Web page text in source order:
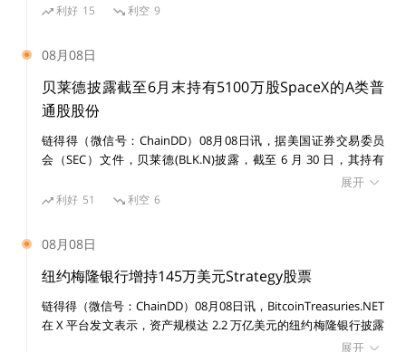
Archblock 和 TrueFi 联合创始人 Rafael Cosman
Connext 首席执行官兼创始人 Arjun Bhuptani
Edge & Node (The Graph) 联合创始人 Tegan Kline
Mina 基金会首席执行官兼联合创始人 Evan Shapiro
提起民事诉讼，涉及一宗价值 15 亿美元的黑客攻击事件。 美国联
识别资产。
利好 15 利空 9
08月08日
贝莱德披露截至6月末持有5100万股SpaceX的A类普
通股股份
链得得（微信号：ChainDD）08月08日讯，据美国证券交易委员
会（SEC）文件，贝莱德(BLK.N)披露，截至 6 月 30 日，其持有
展开
利好 51 利空 6
08月08日
纽约梅隆银行增持145万美元Strategy股票
链得得（微信号：ChainDD）08月08日讯，BitcoinTreasuries.NET
在 X 平台发文表示，资产规模达 2.2 万亿美元的纽约梅隆银行披露
增持 14,630 股 Strategy 股票，价值 145 万美元。目前其持有
展开